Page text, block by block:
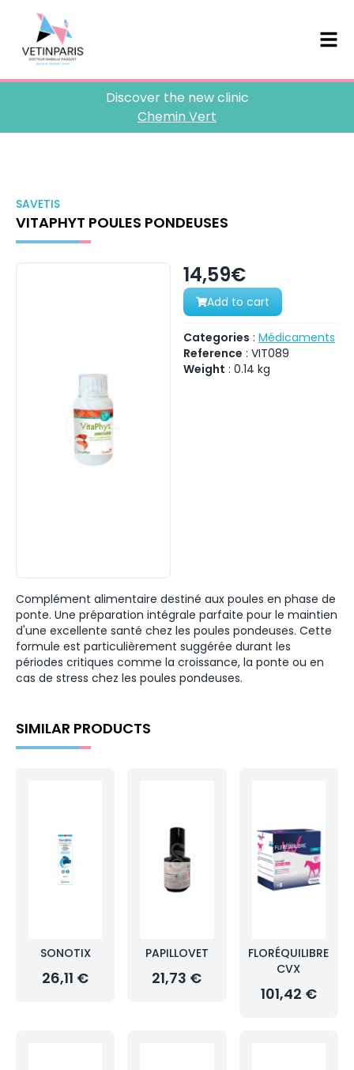
Discover the new clinic
Chemin Vert
SAVETIS
VITAPHYT POULES PONDEUSES
14,59€
Add to cart
Categories : Médicaments
Reference : VIT089
Weight : 0.14 kg
Complément alimentaire destiné aux poules en phase de
ponte. Une préparation intégrale parfaite pour le maintien
d'une excellente santé chez les poules pondeuses. Cette
formule est particulièrement suggérée durant les
périodes critiques comme la croissance, la ponte ou en
cas de stress chez les poules pondeuses.
SIMILAR PRODUCTS
SONOTIX
26,11 €
PAPILLOVET
21,73 €
FLORÉQUILIBRE
CVX
101,42 €